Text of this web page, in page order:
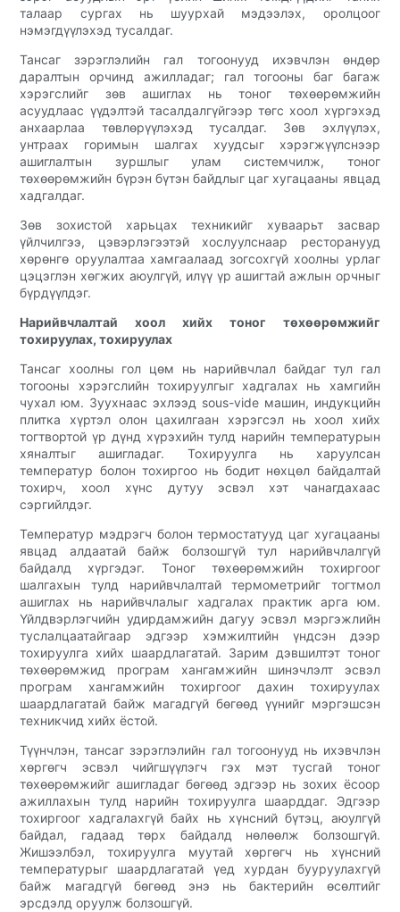
талаар сургах нь шуурхай мэдээлэх, оролцоог
нэмэгдүүлэхэд тусалдаг.
Тансаг зэрэглэлийн гал тогоонууд ихэвчлэн өндөр
даралтын орчинд ажилладаг; гал тогооны баг багаж
хэрэгслийг зөв ашиглах нь тоног төхөөрөмжийн
асуудлаас үүдэлтэй тасалдалгүйгээр төгс хоол хүргэхэд
анхаарлаа төвлөрүүлэхэд тусалдаг. Зөв эхлүүлэх,
унтраах горимын шалгах хуудсыг хэрэгжүүлснээр
ашиглалтын зуршлыг улам системчилж, тоног
төхөөрөмжийн бүрэн бүтэн байдлыг цаг хугацааны явцад
хадгалдаг.
Зөв зохистой харьцах техникийг хуваарьт засвар
үйлчилгээ, цэвэрлэгээтэй хослуулснаар ресторанууд
хөрөнгө оруулалтаа хамгаалаад зогсохгүй хоолны урлаг
цэцэглэн хөгжих аюулгүй, илүү үр ашигтай ажлын орчныг
бүрдүүлдэг.
Нарийвчлалтай хоол хийх тоног төхөөрөмжийг
тохируулах, тохируулах
Тансаг хоолны гол цөм нь нарийвчлал байдаг тул гал
тогооны хэрэгслийн тохируулгыг хадгалах нь хамгийн
чухал юм. Зуухнаас эхлээд sous-vide машин, индукцийн
плитка хүртэл олон цахилгаан хэрэгсэл нь хоол хийх
тогтвортой үр дүнд хүрэхийн тулд нарийн температурын
хяналтыг ашигладаг. Тохируулга нь харуулсан
температур болон тохиргоо нь бодит нөхцөл байдалтай
тохирч, хоол хүнс дутуу эсвэл хэт чанагдахаас
сэргийлдэг.
Температур мэдрэгч болон термостатууд цаг хугацааны
явцад алдаатай байж болзошгүй тул нарийвчлалгүй
байдалд хүргэдэг. Тоног төхөөрөмжийн тохиргоог
шалгахын тулд нарийвчлалтай термометрийг тогтмол
ашиглах нь нарийвчлалыг хадгалах практик арга юм.
Үйлдвэрлэгчийн удирдамжийн дагуу эсвэл мэргэжлийн
туслалцаатайгаар эдгээр хэмжилтийн үндсэн дээр
тохируулга хийх шаардлагатай. Зарим дэвшилтэт тоног
төхөөрөмжид програм хангамжийн шинэчлэлт эсвэл
програм хангамжийн тохиргоог дахин тохируулах
шаардлагатай байж магадгүй бөгөөд үүнийг мэргэшсэн
техникчид хийх ёстой.
Түүнчлэн, тансаг зэрэглэлийн гал тогоонууд нь ихэвчлэн
хөргөгч эсвэл чийгшүүлэгч гэх мэт тусгай тоног
төхөөрөмжийг ашигладаг бөгөөд эдгээр нь зохих ёсоор
ажиллахын тулд нарийн тохируулга шаарддаг. Эдгээр
тохиргоог хадгалахгүй байх нь хүнсний бүтэц, аюулгүй
байдал, гадаад төрх байдалд нөлөөлж болзошгүй.
Жишээлбэл, тохируулга муутай хөргөгч нь хүнсний
температурыг шаардлагатай үед хурдан бууруулахгүй
байж магадгүй бөгөөд энэ нь бактерийн өсөлтийг
эрсдэлд оруулж болзошгүй.